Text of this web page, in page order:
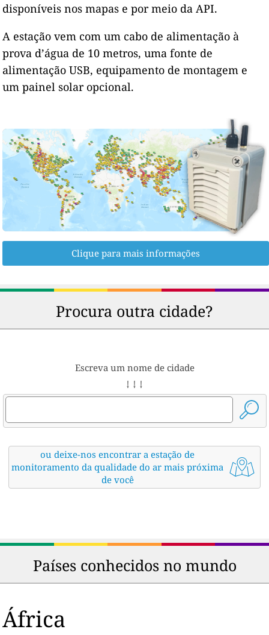
disponíveis nos mapas e por meio da API.
A estação vem com um cabo de alimentação à
prova d’água de 10 metros, uma fonte de
alimentação USB, equipamento de montagem e
um painel solar opcional.
Clique para mais informações
Procura outra cidade?
Escreva um nome de cidade
↓ ↓ ↓
ou deixe-nos encontrar a estação de
monitoramento da qualidade do ar mais próxima
de você
Países conhecidos no mundo
África